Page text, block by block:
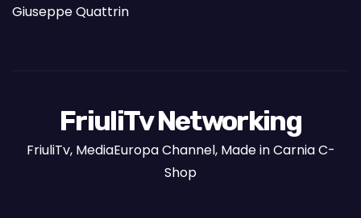
Giuseppe Quattrin
FriuliTv Networking
FriuliTv, MediaEuropa Channel, Made in Carnia C-
Shop